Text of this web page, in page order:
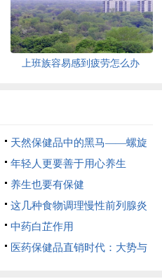
上班族容易感到疲劳怎么办
天然保健品中的黑马——螺旋
藻年轻人更要善于用心养生
养生也要有保健
这几种食物调理慢性前列腺炎
疾病
中药白芷作用
医药保健品直销时代：大势与